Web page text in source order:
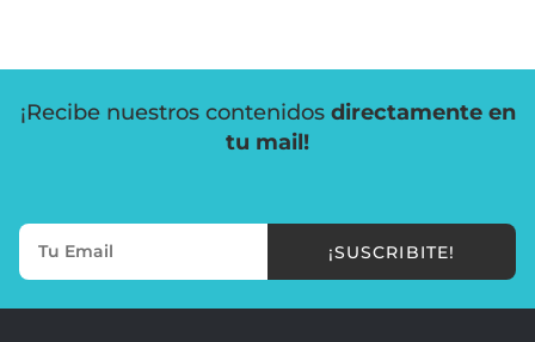
¡Recibe nuestros contenidos directamente en
tu mail!
¡SUSCRIBITE!